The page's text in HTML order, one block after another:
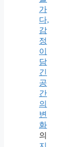
가
다,
감
정
이
담
긴
공
간
의
변
화
의